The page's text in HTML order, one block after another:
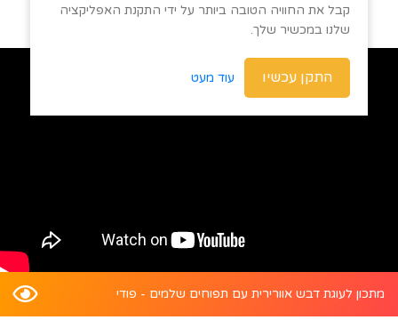
מתכון לעוגת דבש אוורירית עם תפוחים שלמים - פודי
קבל את החוויה הטובה ביותר על ידי התקנת האפליקציה
שלנו במכשיר שלך.
התקן עכשיו עוד מעט